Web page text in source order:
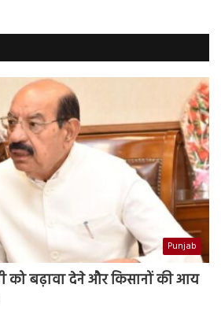
Punjab
को बढ़ावा देने और किसानों की आय